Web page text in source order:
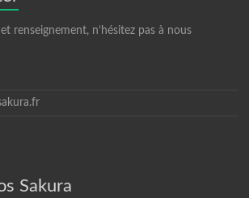
renseignement, n’hésitez pas à nous
Sakura